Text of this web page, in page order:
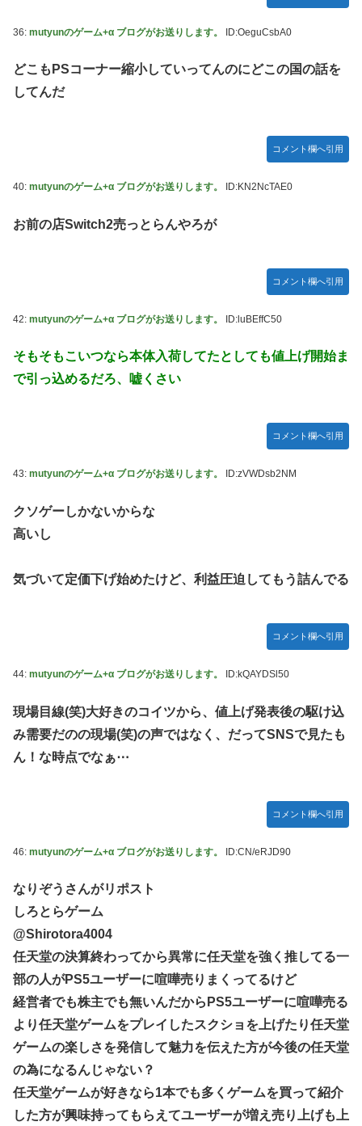
36: mutyunのゲーム+α ブログがお送りします。 ID:OeguCsbA0
どこもPSコーナー縮小していってんのにどこの国の話を
してんだ
コメント欄へ引用
40: mutyunのゲーム+α ブログがお送りします。 ID:KN2NcTAE0
お前の店Switch2売っとらんやろが
コメント欄へ引用
42: mutyunのゲーム+α ブログがお送りします。 ID:luBEffC50
そもそもこいつなら本体入荷してたとしても値上げ開始ま
で引っ込めるだろ、嘘くさい
コメント欄へ引用
43: mutyunのゲーム+α ブログがお送りします。 ID:zVWDsb2NM
クソゲーしかないからな
高いし
気づいて定価下げ始めたけど、利益圧迫してもう詰んでる
コメント欄へ引用
44: mutyunのゲーム+α ブログがお送りします。 ID:kQAYDSl50
現場目線(笑)大好きのコイツから、値上げ発表後の駆け込
み需要だのの現場(笑)の声ではなく、だってSNSで見たも
ん！な時点でなぁ⋯
コメント欄へ引用
46: mutyunのゲーム+α ブログがお送りします。 ID:CN/eRJD90
なりぞうさんがリポスト
しろとらゲーム
@Shirotora4004
任天堂の決算終わってから異常に任天堂を強く推してる一
部の人がPS5ユーザーに喧嘩売りまくってるけど
経営者でも株主でも無いんだからPS5ユーザーに喧嘩売る
より任天堂ゲームをプレイしたスクショを上げたり任天堂
ゲームの楽しさを発信して魅力を伝えた方が今後の任天堂
の為になるんじゃない？
任天堂ゲームが好きなら1本でも多くゲームを買って紹介
した方が興味持ってもらえてユーザーが増え売り上げも上